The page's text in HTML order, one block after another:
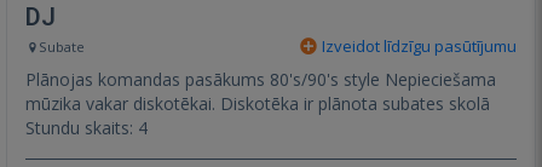
DJ
Subate Izveidot līdzīgu pasūtījumu
Plānojas komandas pasākums 80's/90's style Nepieciešama
mūzika vakar diskotēkai. Diskotēka ir plānota subates skolā
Stundu skaits: 4